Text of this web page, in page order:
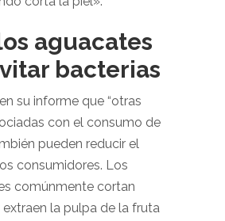
aguacates
bacterias
su informe que “otras
con el consumo de
pueden reducir el
consumidores. Los
comúnmente cortan
la pulpa de la fruta